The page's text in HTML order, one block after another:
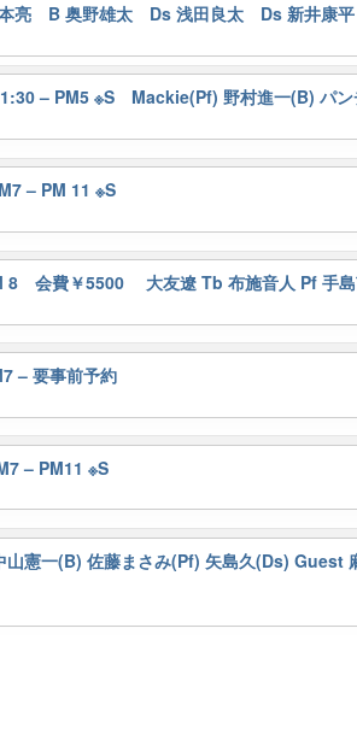
亮 B 奥野雄太 Ds 浅田良太 Ds 新井康
– PM5 ※S Mackie(Pf) 野村進一(B) パン
– PM 11 ※S
8 会費￥5500 大友遼 Tb 布施音人 Pf 手島
– 要事前予約
– PM11 ※S
憲一(B) 佐藤まさみ(Pf) 矢島久(Ds) Guest